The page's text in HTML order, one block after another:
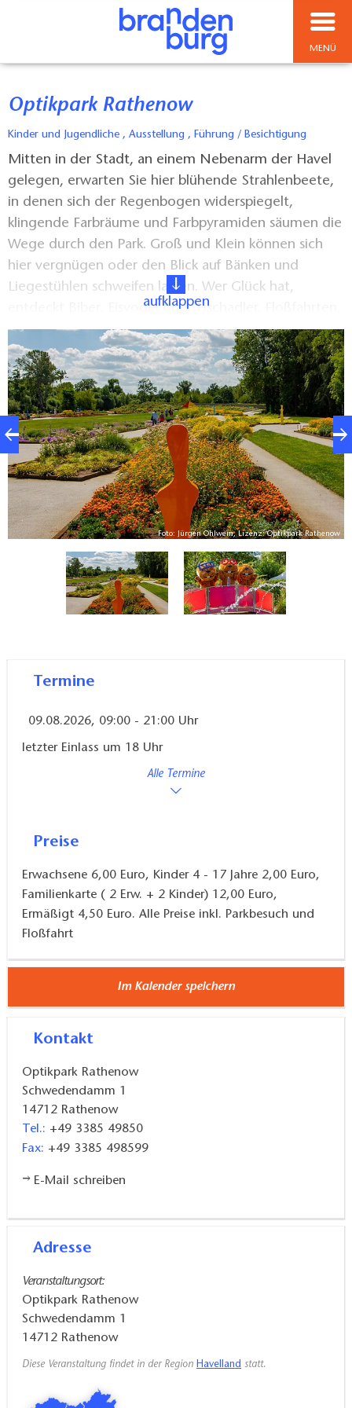
MENÜ
Optikpark Rathenow
Kinder und Jugendliche , Ausstellung , Führung / Besichtigung
Mitten in der Stadt, an einem Nebenarm der Havel
gelegen, erwarten Sie hier blühende Strahlenbeete,
in denen sich der Regenbogen widerspiegelt,
klingende Farbräume und Farbpyramiden säumen die
Wege durch den Park. Groß und Klein können sich
hier vergnügen oder den Blick auf Bänken und
Liegestühlen schweifen lassen. Wer Glück hat,
entdeckt Biber, Eisvogel oder Fischadler. Floßfahrten,
verschiedene Spielbereiche für die kleinen Besucher,
u.a. ein riesiges Hüpfe-Luftkissen und ein
Wasserspielplatz, das größte Brachymedialfernrohr
der Welt, Karpfenteich, Cafés und vielfältige
Veranstaltungen machen den Park zu einer
Freizeitarena für Jedermann.
aufklappen
Foto: Jürgen Ohlwein, Lizenz: Optikpark Rathenow
Termine
09.08.2026, 09:00 - 21:00 Uhr
letzter Einlass um 18 Uhr
Alle Termine
Preise
Erwachsene 6,00 Euro, Kinder 4 - 17 Jahre 2,00 Euro,
Familienkarte ( 2 Erw. + 2 Kinder) 12,00 Euro,
Ermäßigt 4,50 Euro. Alle Preise inkl. Parkbesuch und
Floßfahrt
Im Kalender speichern
Kontakt
Optikpark Rathenow
Schwedendamm 1
14712 Rathenow
Tel.: +49 3385 49850
Fax: +49 3385 498599
E-Mail schreiben
Adresse
Veranstaltungsort:
Optikpark Rathenow
Schwedendamm 1
14712 Rathenow
Diese Veranstaltung findet in der Region Havelland statt.